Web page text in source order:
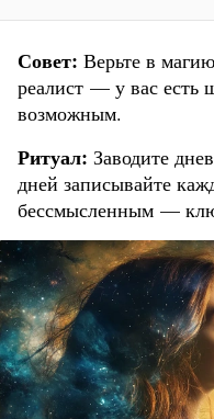
Совет: Верьте в
реалист — у вас есть
возможным.
Ритуал: Заводите
дней записывайте
бессмысленным —